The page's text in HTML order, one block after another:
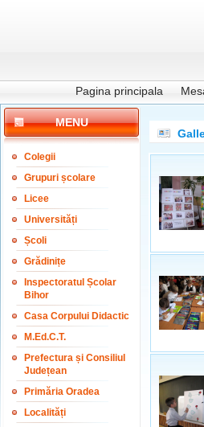
Pagina principala
MENU
Colegii
Grupuri școlare
Licee
Universități
Școli
Grădinițe
Inspectoratul Școlar
Bihor
Casa Corpului Didactic
M.Ed.C.T.
Prefectura și Consiliul
Județean
Primăria Oradea
Localități